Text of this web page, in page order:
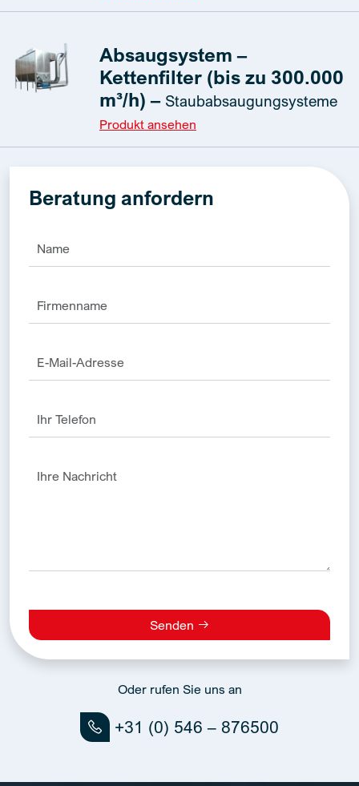
Absaugsystem –
Kettenfilter (bis zu 300.000
m³/h) – Staubabsaugungsysteme
Produkt ansehen
Beratung anfordern
Senden
Alternative:
Oder rufen Sie uns an
+31 (0) 546 – 876500